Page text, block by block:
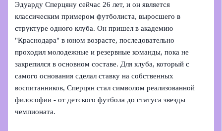
Эдуарду Сперцяну сейчас 26 лет, и он является
классическим примером футболиста, выросшего в
структуре одного клуба. Он пришел в академию
"Краснодара" в юном возрасте, последовательно
проходил молодежные и резервные команды, пока не
закрепился в основном составе. Для клуба, который с
самого основания сделал ставку на собственных
воспитанников, Сперцян стал символом реализованной
философии - от детского футбола до статуса звезды
чемпионата.